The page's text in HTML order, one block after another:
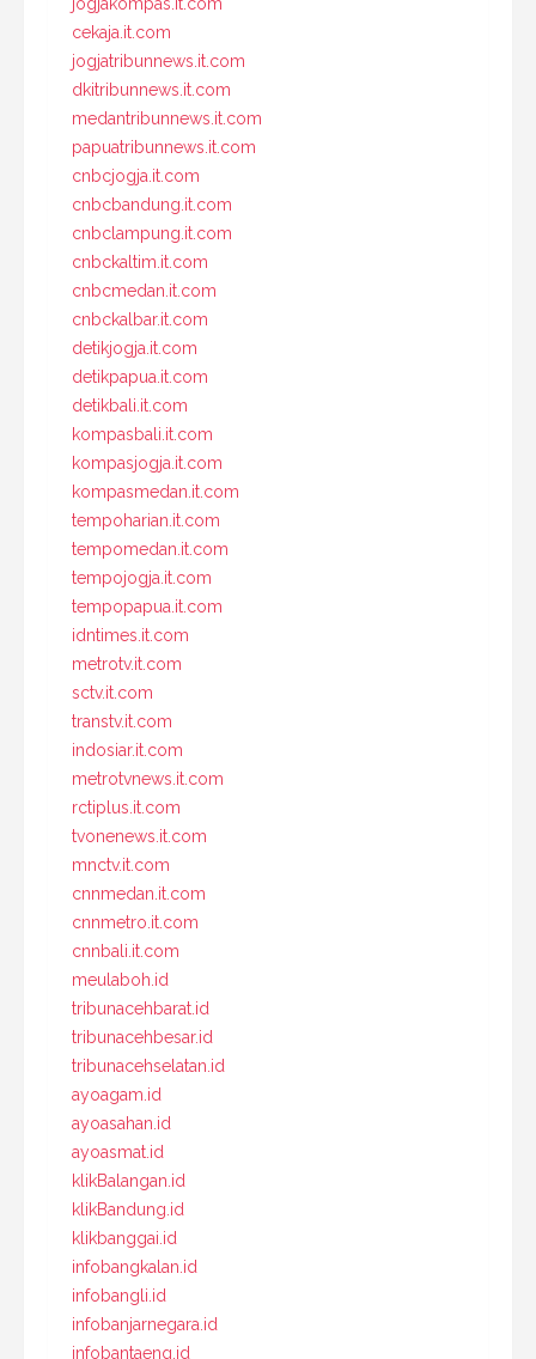
cekaja.it.com
jogjatribunnews.it.com
dkitribunnews.it.com
medantribunnews.it.com
papuatribunnews.it.com
cnbcjogja.it.com
cnbcbandung.it.com
cnbclampung.it.com
cnbckaltim.it.com
cnbcmedan.it.com
cnbckalbar.it.com
detikjogja.it.com
detikpapua.it.com
detikbali.it.com
kompasbali.it.com
kompasjogja.it.com
kompasmedan.it.com
tempoharian.it.com
tempomedan.it.com
tempojogja.it.com
tempopapua.it.com
idntimes.it.com
metrotv.it.com
sctv.it.com
transtv.it.com
indosiar.it.com
metrotvnews.it.com
rctiplus.it.com
tvonenews.it.com
mnctv.it.com
cnnmedan.it.com
cnnmetro.it.com
cnnbali.it.com
meulaboh.id
tribunacehbarat.id
tribunacehbesar.id
tribunacehselatan.id
ayoagam.id
ayoasahan.id
ayoasmat.id
klikBalangan.id
klikBandung.id
klikbanggai.id
infobangkalan.id
infobangli.id
infobanjarnegara.id
infobantaeng.id